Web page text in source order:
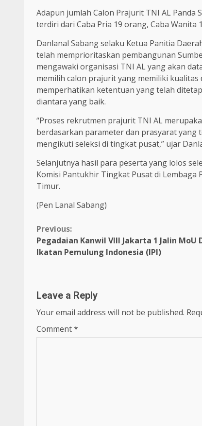
Adapun jumlah Calon Prajurit TNI AL
terdiri dari Caba Pria 19 orang, Caba Wanita
Danlanal Sabang selaku Ketua Panitia
telah memprioritaskan pembangunan
mengawaki organisasi TNI AL yang akan
memilih calon prajurit yang memiliki
memperhatikan ketentuan yang telah
diantara yang baik.
“Proses rekrutmen prajurit TNI AL
berdasarkan parameter dan prasyarat
mengikuti seleksi di tingkat pusat,” ujar
Selanjutnya hasil para peserta yang lolos
Komisi Pantukhir Tingkat Pusat di Lembaga
Timur.
(Pen Lanal Sabang)
Continue
Reading
Previous:
Pegadaian Kanwil VIII Jakarta 1 Jalin MoU
Ikatan Pemulung Indonesia (IPI)
Leave a Reply
Your email address will not be published.
Comment*